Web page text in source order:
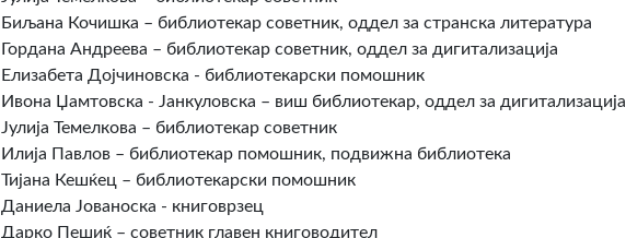
Биљана Кочишка – библиотекар советник, оддел за странска литература
Гордана Андреева – библиотекар советник, оддел за дигитализација
Елизабета Дојчиновска - библиотекарски помошник
Ивона Џамтовска - Јанкуловска – виш библиотекар, оддел за дигитализација
Јулија Темелкова – библиотекар советник
Илија Павлов – библиотекар помошник, подвижна библиотека
Тијана Кешќец – библиотекарски помошник
Даниела Јованоска - книговрзец
Дарко Пешиќ – советник главен книговодител